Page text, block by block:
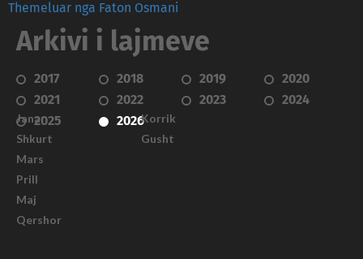
Themeluar nga Faton Osmani
Arkivi i lajmeve
2017 2018 2019
2020
2021
2022 2023
2024
2025
2026
Janar
Shkurt
Mars
Prill
Maj
Qershor
Korrik
Gusht